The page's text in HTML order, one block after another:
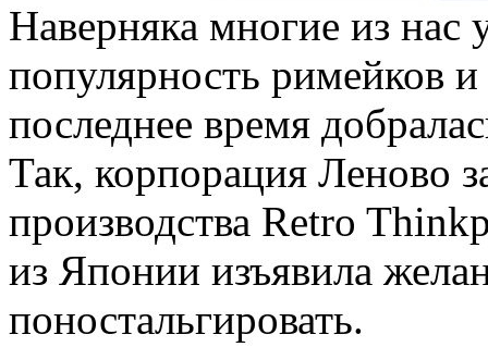
Наверняка многие из нас
популярность римейков
последнее время
Так, корпорация Леново
производства Retro
из Японии изъявила
поностальгировать.